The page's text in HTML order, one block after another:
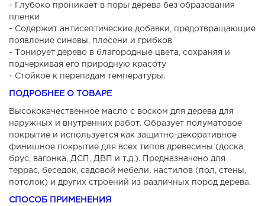
- Глубоко проникает в поры дерева без образования
пленки
- Содержит антисептические добавки, предотвращающие
появление синевы, плесени и грибков
- Тонирует дерево в благородные цвета, сохраняя и
подчеркивая его природную красоту
- Стойкое к перепадам температуры.
ПОДРОБНЕЕ О ТОВАРЕ
Высококачественное масло с воском для дерева для
наружных и внутренних работ. Образует полуматовое
покрытие и используется как защитно-декоративное
финишное покрытие для всех типов древесины (доска,
брус, вагонка, ДСП, ДВП и т.д.). Предназначено для
террас, беседок, садовой мебели, настилов (пол, стены,
потолок) и других строений из различных пород дерева.
СПОСОБ ПРИМЕНЕНИЯ